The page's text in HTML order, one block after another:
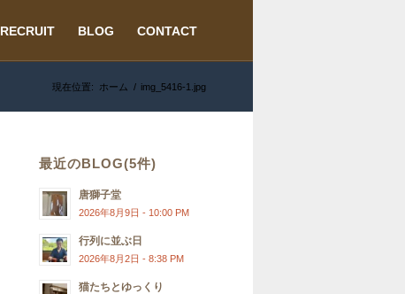
RECRUIT BLOG CONTACT
現在位置: ホーム / img_5416-1.jpg
最近のBLOG(5件)
唐獅子堂
2026年8月9日 - 10:00 PM
行列に並ぶ日
2026年8月2日 - 8:38 PM
猫たちとゆっくり